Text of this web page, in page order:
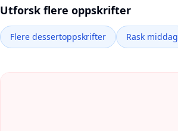
Utforsk flere oppskrifter
Flere dessertoppskrifter Rask middag